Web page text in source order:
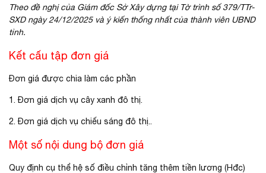
Theo đề nghị của Giám đốc Sở Xây dựng tại Tờ trình số 379/TTr-
SXD ngày 24/12/2025 và ý kiến thống nhất của thành viên UBND
tỉnh.
Kết cấu tập đơn giá
Đơn giá được chia làm các phần
1.Đơn giá dịch vụ cây xanh đô thị.
2.Đơn giá dịch vụ chiếu sáng đô thị..
Một số nội dung bộ đơn giá
Quy định cụ thể hệ số điều chỉnh tăng thêm tiền lương (Hđc)